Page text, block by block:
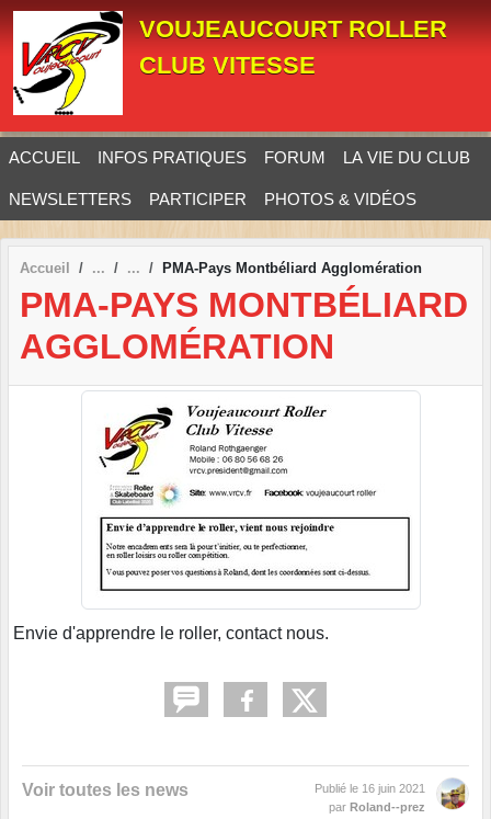
VOUJEAUCOURT ROLLER
CLUB VITESSE
ACCUEIL INFOS PRATIQUES FORUM LA VIE DU CLUB
NEWSLETTERS PARTICIPER PHOTOS & VIDÉOS
Accueil PMA-Pays Montbéliard Agglomération
PMA-PAYS MONTBÉLIARD
AGGLOMÉRATION
Envie d'apprendre le roller, contact nous.
Voir toutes les news Publié le 16 juin 2021
par Roland--prez
Panneau de gestion des cookies